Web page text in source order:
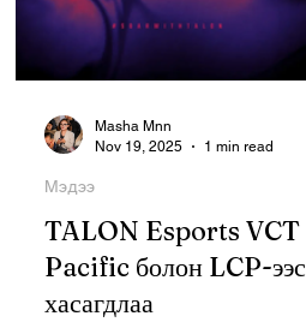
TALON Esports VCT
Pacific болон LCP-ээс
хасагдлаа
Мэдээ
Masha Mnn
Nov 19, 2025
1 min read